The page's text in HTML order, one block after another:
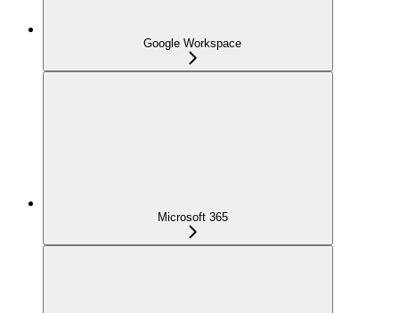
Google Workspace
Microsoft 365